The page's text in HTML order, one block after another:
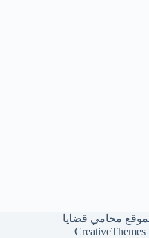
محفوظة لموقع محامي قضايا
CreativeThemes